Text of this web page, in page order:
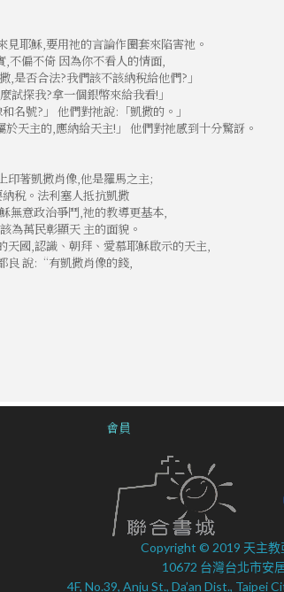
耶穌,要用祂的言論作圈套來陷害祂。
不偏不倚 因為你不看人的情面,
,是否合法?我們該不該納稅給他們?」
試探我?拿一個銀幣來給我看!」
名號?」 他們對祂說:「凱撒的。」
天主的,應納給天主!」 他們對祂感到十分驚訝。
印著凱撒肖像,他是羅馬之主;
稅。法利塞人抵抗凱撒
無意政治爭鬥,祂的教導更基本,
為萬民彰顯天 主的面貌。
國,認識、朝拜、愛慕耶穌啟示的天主,
良 說:“有凱撒肖像的錢,
會員
Copyright © 2019 天主教
10672 台灣台北市安
4F, No.39, Anju St., Da’an Dist., Taipei